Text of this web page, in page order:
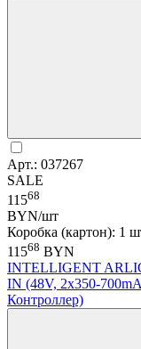
Арт.: 037267
SALE
11568
BYN/шт
Коробка (картон): 1
11568 BYN
INTELLIGENT
IN (48V, 2x350-
Контроллер)